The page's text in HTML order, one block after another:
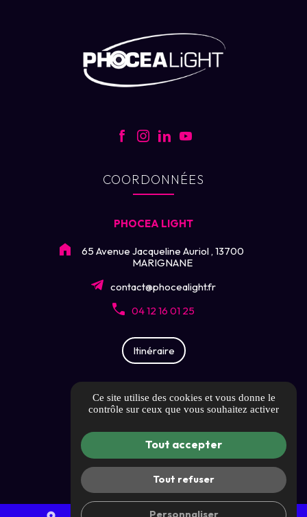
COORDONNÉES
PHOCEA LIGHT
65 Avenue Jacqueline Auriol , 13700
MARIGNANE
contact@phocealight.fr
04 12 16 01 25
Itinéraire
LIENS UTILES
Guide local
Informations complémentaires
Mentions légales
Politique de confidentialité
Ce site utilise des cookies et vous donne le
contrôle sur ceux que vous souhaitez activer
Tout accepter
Tout refuser
Personnaliser